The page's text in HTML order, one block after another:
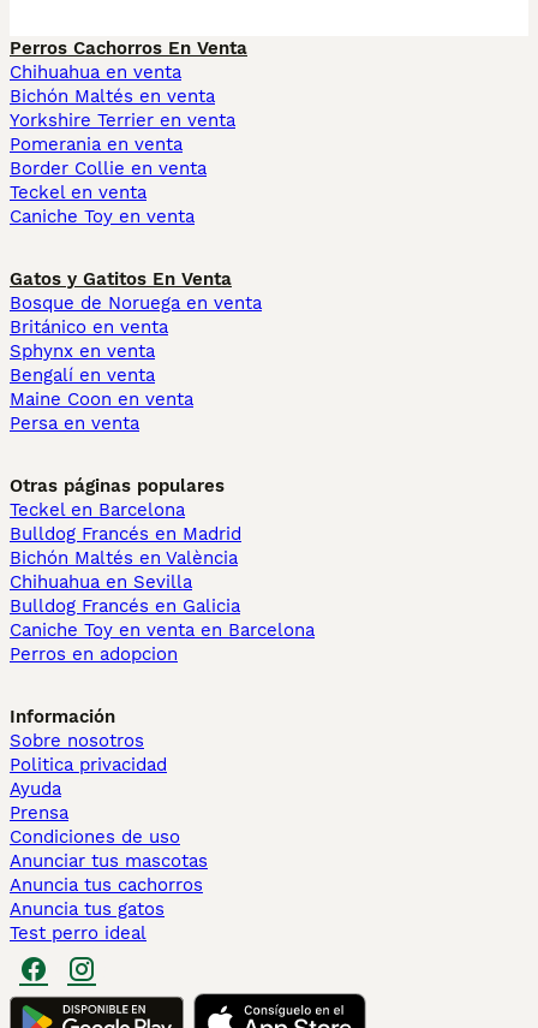
Perros Cachorros En Venta
Chihuahua en venta
Bichón Maltés en venta
Yorkshire Terrier en venta
Pomerania en venta
Border Collie en venta
Teckel en venta
Caniche Toy en venta
Gatos y Gatitos En Venta
Bosque de Noruega en venta
Británico en venta
Sphynx en venta
Bengalí en venta
Maine Coon en venta
Persa en venta
Otras páginas populares
Teckel en Barcelona
Bulldog Francés en Madrid
Bichón Maltés en València
Chihuahua en Sevilla
Bulldog Francés en Galicia
Caniche Toy en venta en Barcelona
Perros en adopcion
Información
Sobre nosotros
Politica privacidad
Ayuda
Prensa
Condiciones de uso
Anunciar tus mascotas
Anuncia tus cachorros
Anuncia tus gatos
Test perro ideal